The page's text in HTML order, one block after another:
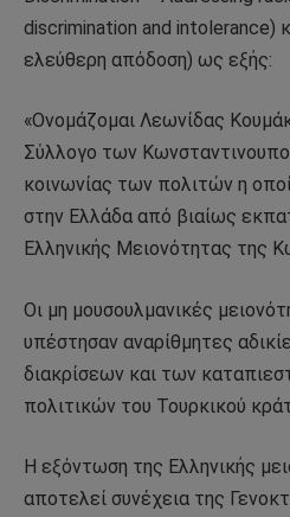
discrimination and intolerance)
ελεύθερη απόδοση) ως εξής:
«Ονομάζομαι Λεωνίδας
Σύλλογο των
κοινωνίας των πολιτών η
στην Ελλάδα από βιαίως
Ελληνικής Μειονότητας της
Οι μη μουσουλμανικές
υπέστησαν αναρίθμητες
διακρίσεων και των
πολιτικών του Τουρκικού
Η εξόντωση της Ελληνικής
αποτελεί συνέχεια της